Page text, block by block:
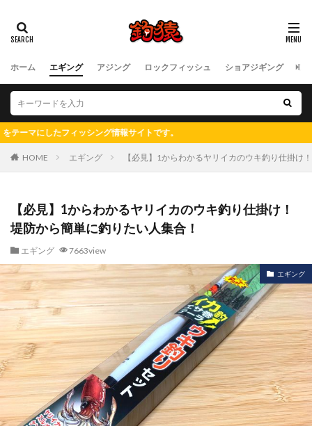
ホーム エギング アジング ロックフィッシュ ショアジギング フ
ング情報サイトです。
HOME エギング 【必見】1からわかるヤリイカのウキ釣り仕掛け
【必見】1からわかるヤリイカのウキ釣り仕掛け！
堤防から簡単に釣りたい人集合！
エギング 7663view
エギング